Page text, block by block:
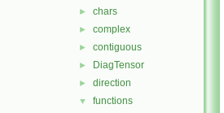
► chars
► complex
► contiguous
► DiagTensor
► direction
▼ functions